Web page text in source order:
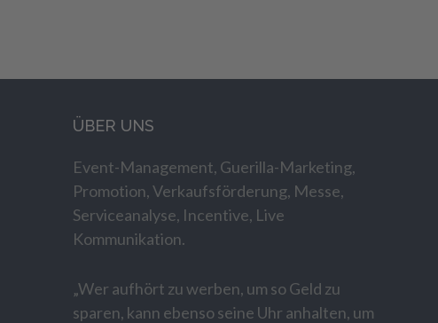
ÜBER UNS
Event-Management, Guerilla-Marketing,
Promotion, Verkaufsförderung, Messe,
Serviceanalyse, Incentive, Live
Kommunikation.
„Wer aufhört zu werben, um so Geld zu
sparen, kann ebenso seine Uhr anhalten, um